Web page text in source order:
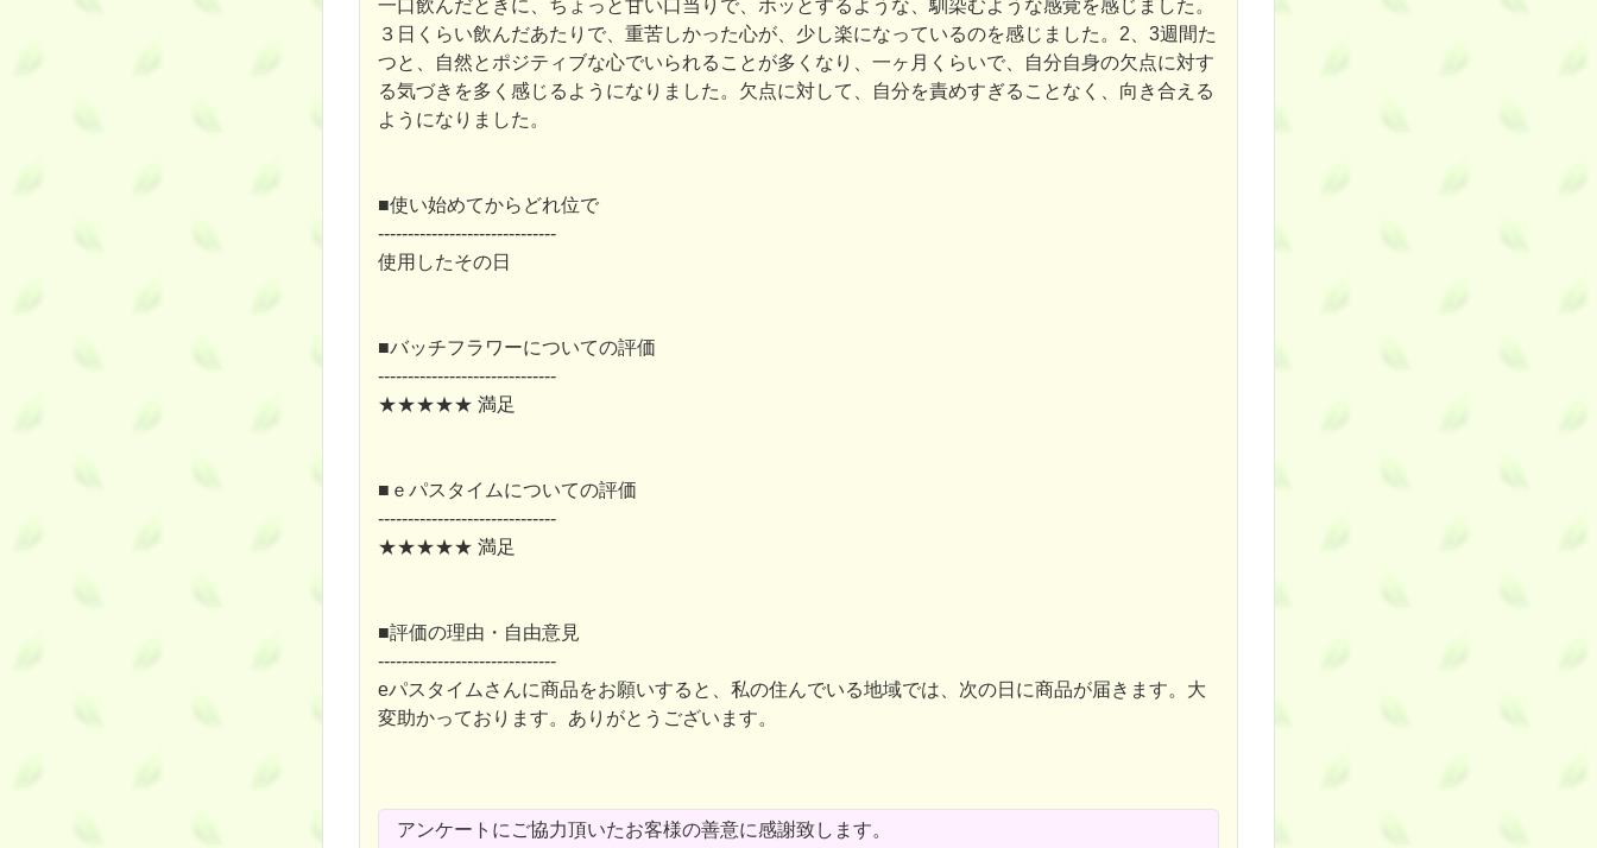
一口飲んだときに、ちょっと甘い口当りで、ホッとするような、馴染むような感覚を感じました。
３日くらい飲んだあたりで、重苦しかった心が、少し楽になっているのを感じました。2、3週間た
つと、自然とポジティブな心でいられることが多くなり、一ヶ月くらいで、自分自身の欠点に対す
る気づきを多く感じるようになりました。欠点に対して、自分を責めすぎることなく、向き合える
ようになりました。
■使い始めてからどれ位で
------------------------------
使用したその日
■バッチフラワーについての評価
------------------------------
★★★★★ 満足
■ｅパスタイムについての評価
------------------------------
★★★★★ 満足
■評価の理由・自由意見
------------------------------
eパスタイムさんに商品をお願いすると、私の住んでいる地域では、次の日に商品が届きます。大
変助かっております。ありがとうございます。
アンケートにご協力頂いたお客様の善意に感謝致します。